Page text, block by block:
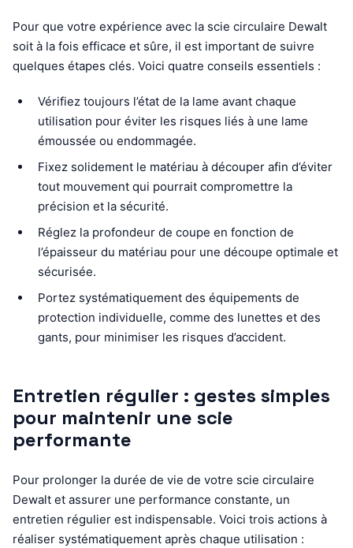
Pour que votre expérience avec la scie circulaire Dewalt
soit à la fois efficace et sûre, il est important de suivre
quelques étapes clés. Voici quatre conseils essentiels :
Vérifiez toujours l’état de la lame avant chaque
utilisation pour éviter les risques liés à une lame
émoussée ou endommagée.
Fixez solidement le matériau à découper afin d’éviter
tout mouvement qui pourrait compromettre la
précision et la sécurité.
Réglez la profondeur de coupe en fonction de
l’épaisseur du matériau pour une découpe optimale et
sécurisée.
Portez systématiquement des équipements de
protection individuelle, comme des lunettes et des
gants, pour minimiser les risques d’accident.
Entretien régulier : gestes simples
pour maintenir une scie
performante
Pour prolonger la durée de vie de votre scie circulaire
Dewalt et assurer une performance constante, un
entretien régulier est indispensable. Voici trois actions à
réaliser systématiquement après chaque utilisation :